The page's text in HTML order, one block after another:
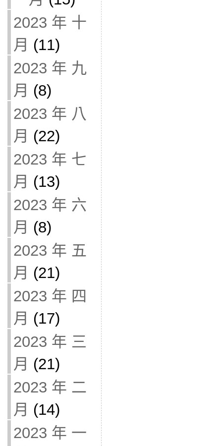
2023 年 十
月 (11)
2023 年 九
月 (8)
2023 年 八
月 (22)
2023 年 七
月 (13)
2023 年 六
月 (8)
2023 年 五
月 (21)
2023 年 四
月 (17)
2023 年 三
月 (21)
2023 年 二
月 (14)
2023 年 一